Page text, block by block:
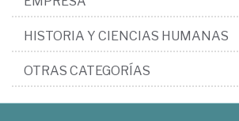
HISTORIA Y CIENCIAS HUMANAS
OTRAS CATEGORÍAS